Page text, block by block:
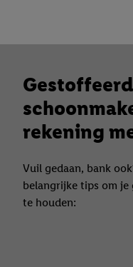
rekening
Vuil gedaan, bank
belangrijke tips om je
te houden: